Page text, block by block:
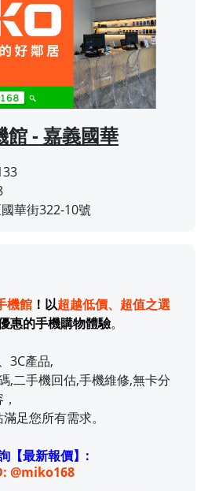
- 嘉義國華
華街322-10號
機館 ！以超越低價、超值之選
惠的手機購物體驗。
3C產品,
,二手機回估,手機維修,無卡分
足您所有需求。
【最新報價】:
@miko168